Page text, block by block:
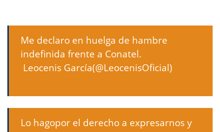
Me declaro en huelga de hambre
indefinida frente a Conatel.
 Leocenis García(@LeocenisOficial)
Lo hagopor el derecho a expresarnos y